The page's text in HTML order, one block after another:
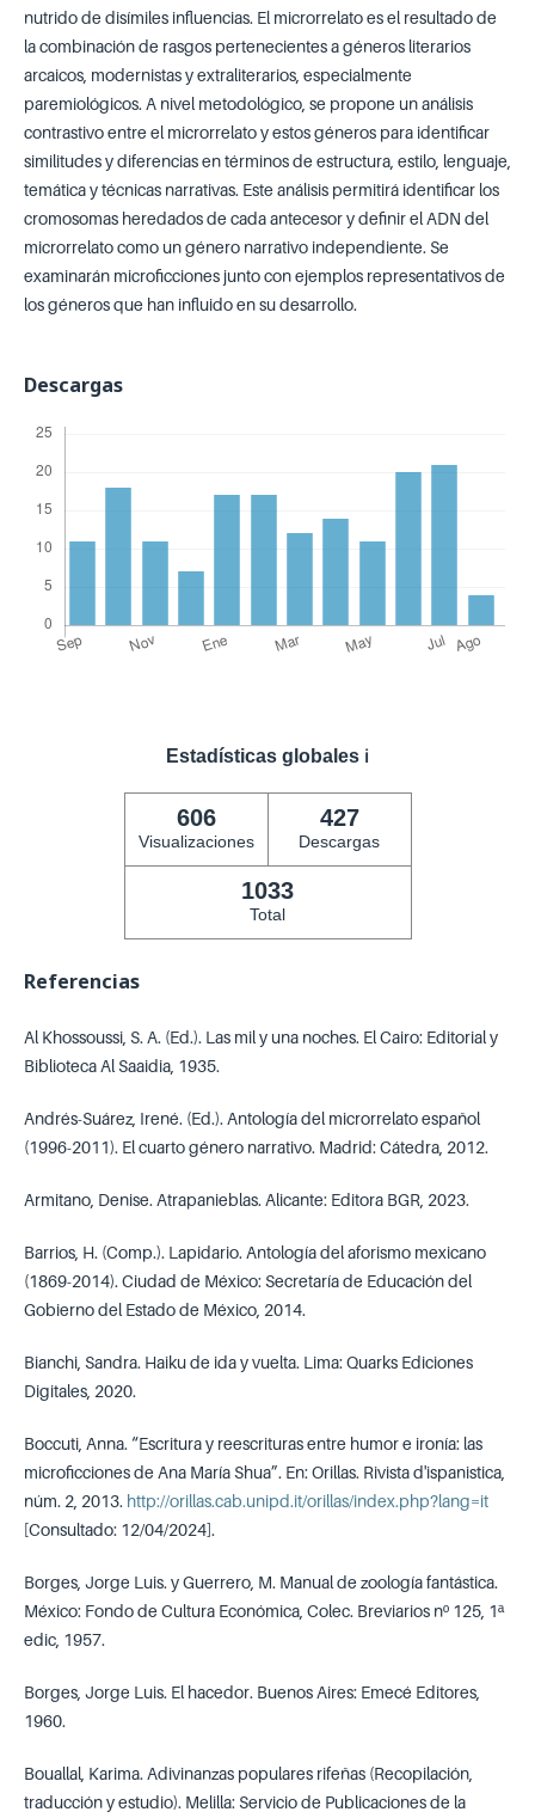
nutrido de disímiles influencias. El microrrelato es el resultado de
la combinación de rasgos pertenecientes a géneros literarios
arcaicos, modernistas y extraliterarios, especialmente
paremiológicos. A nivel metodológico, se propone un análisis
contrastivo entre el microrrelato y estos géneros para identificar
similitudes y diferencias en términos de estructura, estilo, lenguaje,
temática y técnicas narrativas. Este análisis permitirá identificar los
cromosomas heredados de cada antecesor y definir el ADN del
microrrelato como un género narrativo independiente. Se
examinarán microficciones junto con ejemplos representativos de
los géneros que han influido en su desarrollo.
Descargas
Estadísticas globales ℹ️
606
Visualizaciones
427
Descargas
1033
Total
Referencias
Al Khossoussi, S. A. (Ed.). Las mil y una noches. El Cairo: Editorial y
Biblioteca Al Saaidia, 1935.
Andrés-Suárez, Irené. (Ed.). Antología del microrrelato español
(1996-2011). El cuarto género narrativo. Madrid: Cátedra, 2012.
Armitano, Denise. Atrapanieblas. Alicante: Editora BGR, 2023.
Barrios, H. (Comp.). Lapidario. Antología del aforismo mexicano
(1869-2014). Ciudad de México: Secretaría de Educación del
Gobierno del Estado de México, 2014.
Bianchi, Sandra. Haiku de ida y vuelta. Lima: Quarks Ediciones
Digitales, 2020.
Boccuti, Anna. “Escritura y reescrituras entre humor e ironía: las
microficciones de Ana María Shua”. En: Orillas. Rivista d'ispanistica,
núm. 2, 2013. http://orillas.cab.unipd.it/orillas/index.php?lang=it
[Consultado: 12/04/2024].
Borges, Jorge Luis. y Guerrero, M. Manual de zoología fantástica.
México: Fondo de Cultura Económica, Colec. Breviarios nº 125, 1ª
edic, 1957.
Borges, Jorge Luis. El hacedor. Buenos Aires: Emecé Editores,
1960.
Bouallal, Karima. Adivinanzas populares rifeñas (Recopilación,
traducción y estudio). Melilla: Servicio de Publicaciones de la